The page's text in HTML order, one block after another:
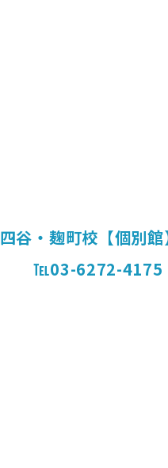
四谷・麹町校【個別館
℡03-6272-4175